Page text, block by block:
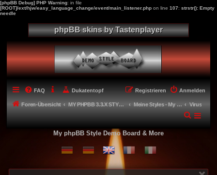
[phpBB Debug] PHP Warning: in file
[ROOT]/ext/hjw/easy_language_change/event/main_listener.php on line 107: strstr(): Empty
needle
phpBB skins by Tastenplayer
FAQ Dukatentopf Anmelden
Registrieren
Foren-Übersicht MY PHPBB 3.3.X STYLES Meine Styles - My style creations Virus
My phpBB Style Demo Board & More